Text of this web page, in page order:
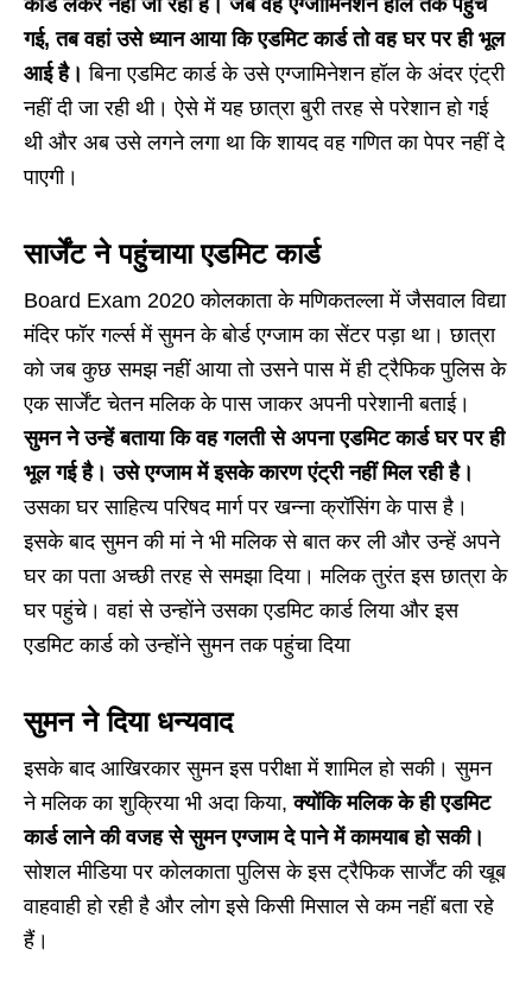
कार्ड लेकर नहीं जा रही है। जब वह एग्जामिनेशन हॉल तक पहुंच
गई, तब वहां उसे ध्यान आया कि एडमिट कार्ड तो वह घर पर ही भूल
आई है। बिना एडमिट कार्ड के उसे एग्जामिनेशन हॉल के अंदर एंट्री
नहीं दी जा रही थी। ऐसे में यह छात्रा बुरी तरह से परेशान हो गई
थी और अब उसे लगने लगा था कि शायद वह गणित का पेपर नहीं दे
पाएगी।
सार्जेंट ने पहुंचाया एडमिट कार्ड
Board Exam 2020 कोलकाता के मणिकतल्ला में जैसवाल विद्या
मंदिर फॉर गर्ल्स में सुमन के बोर्ड एग्जाम का सेंटर पड़ा था। छात्रा
को जब कुछ समझ नहीं आया तो उसने पास में ही ट्रैफिक पुलिस के
एक सार्जेंट चेतन मलिक के पास जाकर अपनी परेशानी बताई।
सुमन ने उन्हें बताया कि वह गलती से अपना एडमिट कार्ड घर पर ही
भूल गई है। उसे एग्जाम में इसके कारण एंट्री नहीं मिल रही है।
उसका घर साहित्य परिषद मार्ग पर खन्ना क्रॉसिंग के पास है।
इसके बाद सुमन की मां ने भी मलिक से बात कर ली और उन्हें अपने
घर का पता अच्छी तरह से समझा दिया। मलिक तुरंत इस छात्रा के
घर पहुंचे। वहां से उन्होंने उसका एडमिट कार्ड लिया और इस
एडमिट कार्ड को उन्होंने सुमन तक पहुंचा दिया
सुमन ने दिया धन्यवाद
इसके बाद आखिरकार सुमन इस परीक्षा में शामिल हो सकी। सुमन
ने मलिक का शुक्रिया भी अदा किया,क्योंकि मलिक के ही एडमिट
कार्ड लाने की वजह से सुमन एग्जाम दे पाने में कामयाब हो सकी।
सोशल मीडिया पर कोलकाता पुलिस के इस ट्रैफिक सार्जेंट की खूब
वाहवाही हो रही है और लोग इसे किसी मिसाल से कम नहीं बता रहे
हैं।